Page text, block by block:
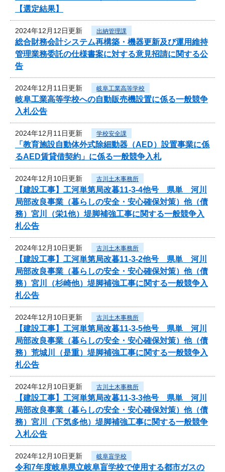
【選定結果】
2024年12月12日更新 出納管理課
総合財務会計システム再構築・機器更新及び運用維持
管理業務委託の仕様書案に対する意見招請に関する公
告
2024年12月11日更新 岐阜工業高等学校
岐阜工業高等学校への自動販売機設置に係る一般競争
入札公告
2024年12月11日更新 学校安全課
「教育施設自動体外式除細動器（AED）設置事業に係
るAED賃貸借契約」に係る一般競争入札
2024年12月10日更新 古川土木事務所
【建設工事】工河単第局改暮11-3-4他号 県単 河川
局部改良事業（暮らしの安全・安心確保対策）他（債
務）宮川（栄1他）堤脚補強工事に関する一般競争入
札公告
2024年12月10日更新 古川土木事務所
【建設工事】工河単第局改暮11-3-2他号 県単 河川
局部改良事業（暮らしの安全・安心確保対策）他（債
務）宮川（杉崎他）堤脚補強工事に関する一般競争入
札公告
2024年12月10日更新 古川土木事務所
【建設工事】工河単第局改暮11-3-5他号 県単 河川
局部改良事業（暮らしの安全・安心確保対策）他（債
務）荒城川（是重）堤脚補強工事に関する一般競争入
札公告
2024年12月10日更新 古川土木事務所
【建設工事】工河単第局改暮11-3-3他号 県単 河川
局部改良事業（暮らしの安全・安心確保対策）他（債
務）宮川（下気多他）堤脚補強工事に関する一般競争
入札公告
2024年12月10日更新 岐阜盲学校
令和7年度岐阜県立岐阜盲学校で使用する都市ガスの